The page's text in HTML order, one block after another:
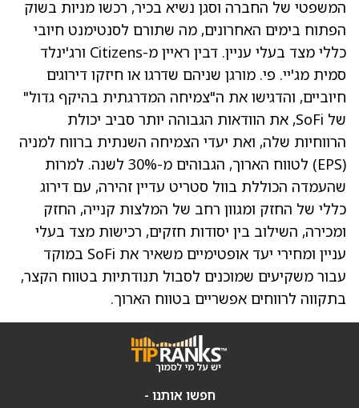
המשפטי של החברה וסגן נשיא בכיר, רכשו מניות בשוק
הפתוח בימים האחרונים, מה שתורם לסנטימנט חיובי
כללי מצד בעלי עניין. דבין ראיין מ-Citizens ורג'ינלד
סמית מג'יי. פי. מורגן שניהם שדרגו או חיזקו דירוגים
חיוביים, והדגישו את ה"צמיחה המדרגתית בהיקף גדול"
של SoFi, את הוודאות הגבוהה יותר סביב יכולת
הרווחיות שלה, ואת יעדי הצמיחה השנתית ברווח למניה
(EPS) לטווח הארוך, הגבוהים מ-30% לשנה. למרות
שהעמדה הכוללת בוול סטריט עדיין זהירה, עם דירוג
כללי של החזק ומגוון רחב של המלצות קנייה, החזק
ומכירה, השילוב בין יסודות חזקים, רכישות מצד בעלי
עניין ומחירי יעד אופטימיים משאיר את SoFi במוקד
עבור משקיעים שמוכנים לסבול תנודתיות בטווח הקצר,
בתקווה לרווחים אפשריים בטווח הארוך.
חפשו אותנו -